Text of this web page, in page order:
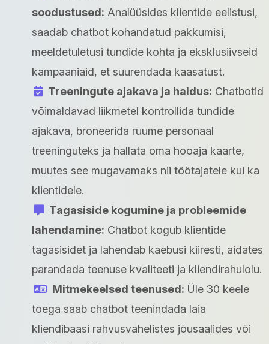
soodustused: Analüüsides klientide eelistusi,
saadab chatbot kohandatud pakkumisi,
meeldetuletusi tundide kohta ja eksklusiivseid
kampaaniaid, et suurendada kaasatust.
Treeningute ajakava ja haldus: Chatbotid
võimaldavad liikmetel kontrollida tundide
ajakava, broneerida ruume personaal
treeninguteks ja hallata oma hooaja kaarte,
muutes see mugavamaks nii töötajatele kui ka
klientidele.
Tagasiside kogumine ja probleemide
lahendamine: Chatbot kogub klientide
tagasisidet ja lahendab kaebusi kiiresti, aidates
parandada teenuse kvaliteeti ja kliendirahulolu.
Mitmekeelsed teenused: Üle 30 keele
toega saab chatbot teenindada laia
kliendibaasi rahvusvahelistes jõusaalides või